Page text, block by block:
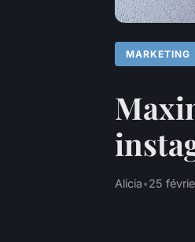
MARKETING
Alicia•25